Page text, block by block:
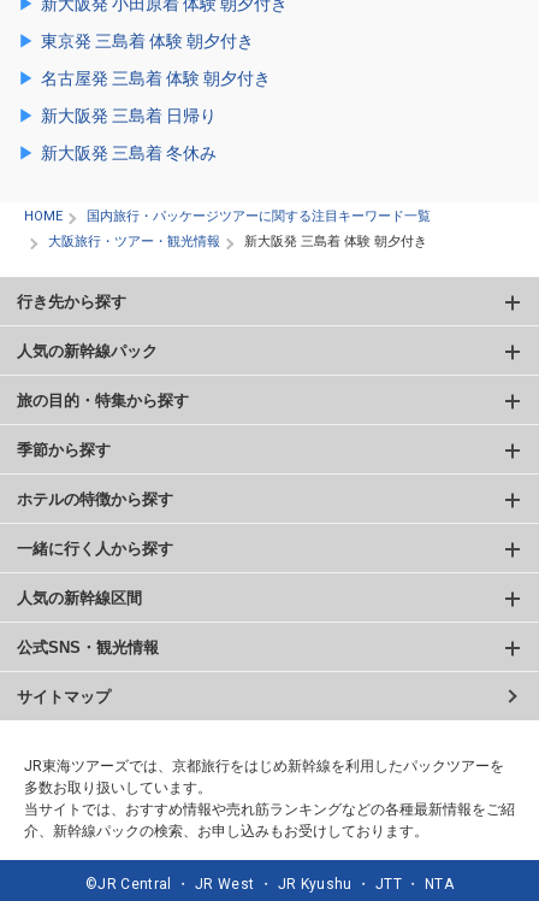
新大阪発 小田原着 体験 朝夕付き
東京発 三島着 体験 朝夕付き
名古屋発 三島着 体験 朝夕付き
新大阪発 三島着 日帰り
新大阪発 三島着 冬休み
HOME
国内旅行・パッケージツアーに関する注目キーワード一覧
大阪旅行・ツアー・観光情報
新大阪発 三島着 体験 朝夕付き
行き先から探す
人気の新幹線パック
旅の目的・特集から探す
季節から探す
ホテルの特徴から探す
一緒に行く人から探す
人気の新幹線区間
公式SNS・観光情報
サイトマップ
JR東海ツアーズでは、京都旅行をはじめ新幹線を利用したパックツアーを
多数お取り扱いしています。
当サイトでは、おすすめ情報や売れ筋ランキングなどの各種最新情報をご紹
介、新幹線パックの検索、お申し込みもお受けしております。
©JR Central ・ JR West ・ JR Kyushu ・ JTT ・ NTA